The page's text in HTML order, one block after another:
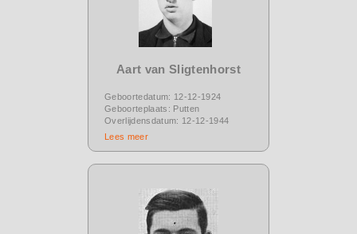
Aart van Sligtenhorst
Geboortedatum: 12-12-1924
Geboorteplaats: Putten
Overlijdensdatum: 12-12-1944
Lees meer